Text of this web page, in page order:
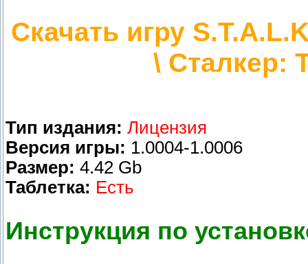
Скачать игру
\ Сталкер:
Тип издания: Лицензия
Версия игры: 1.0004-1.0006
Размер: 4.42 Gb
Таблетка: Есть
Инструкция по